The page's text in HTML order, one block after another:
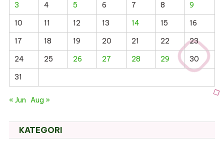
3
4 5 6 7 8
9
10
11 12 13 14 15
16
17
18 19 20 21 22
23
24
25 26 27 28 29
30
31
« Jun Aug »
KATEGORI